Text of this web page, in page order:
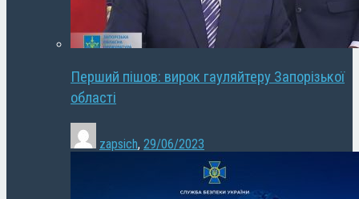
Перший пішов: вирок гауляйтеру Запорізької
області
zapsich, 29/06/2023